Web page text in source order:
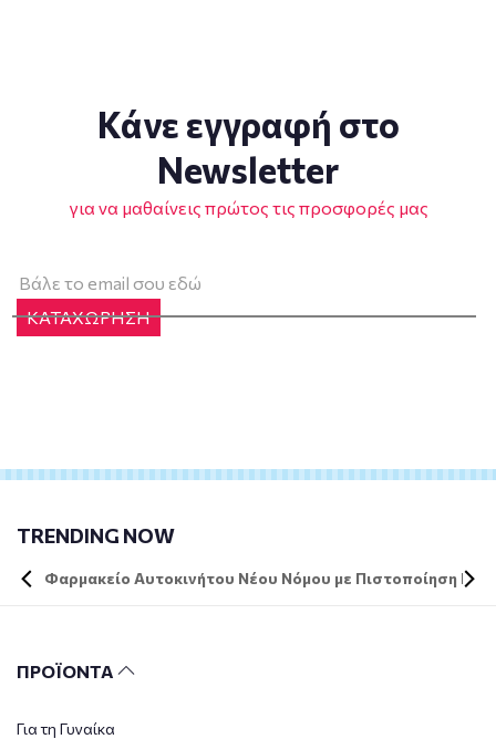
Κάνε εγγραφή στο
Newsletter
για να μαθαίνεις πρώτος τις προσφορές μας
ΚΑΤΑΧΩΡΗΣΗ
TRENDING NOW
Φαρμακείο Αυτοκινήτου Νέου Νόμου με Πιστοποίηση DIN
ΠΡΟΪΟΝΤΑ
Για τη Γυναίκα